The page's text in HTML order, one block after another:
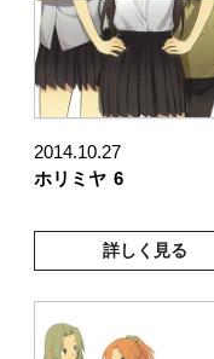
2014.10.27
ホリミヤ 6
詳しく見る